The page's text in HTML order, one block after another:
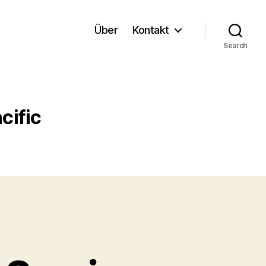
Über Kontakt
Search